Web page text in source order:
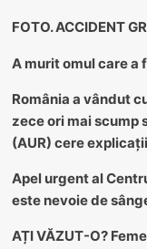
FOTO. ACCIDENT
A murit omul care a
România a vândut
zece ori mai scump
(AUR) cere
Apel urgent al
este nevoie de
AȚI VĂZUT-O?